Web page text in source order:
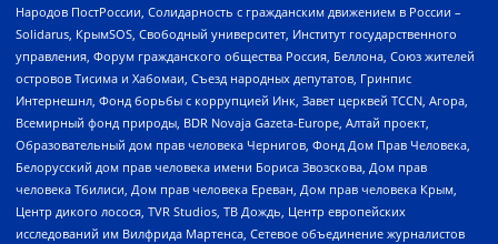
Народов ПостРоссии, Солидарность с гражданским движением в России –
Solidarus, КрымSOS, Свободный университет, Институт государственного
управления, Форум гражданского общества Россия, Беллона, Союз жителей
островов Тисима и Хабомаи, Съезд народных депутатов, Гринпис
Интернешнл, Фонд борьбы с коррупцией Инк, Завет церквей TCCN, Агора,
Всемирный фонд природы, BDR Novaja Gazeta-Europe, Алтай проект,
Образовательный дом прав человека Чернигов, Фонд Дом Прав Человека,
Белорусский дом прав человека имени Бориса Звозскова, Дом прав
человека Тбилиси, Дом прав человека Ереван, Дом прав человека Крым,
Центр дикого лосося, TVR Studios, ТВ Дождь, Центр европейских
исследований им Вилфрида Мартенса, Сетевое объединение журналистов